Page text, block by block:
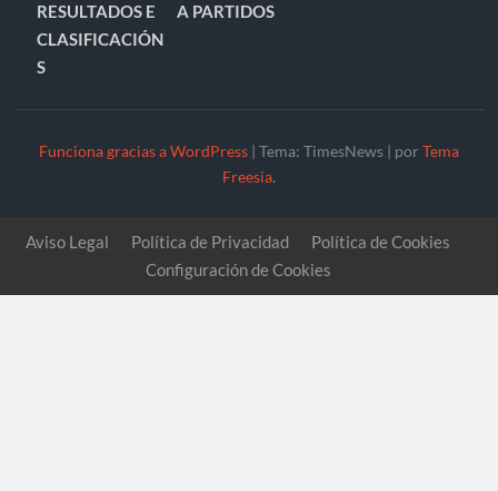
RESULTADOS E
CLASIFICACIÓN
S
A PARTIDOS
Funciona gracias a WordPress | Tema: TimesNews | por Tema
Freesia.
Aviso Legal Política de Privacidad
Política de Cookies
Configuración de Cookies